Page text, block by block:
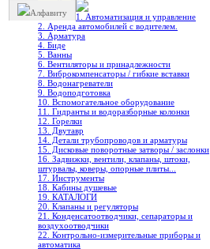
Алфавиту
1. Автоматизация и управление
2. Аренда автомобилей с водителем.
3. Арматура
4. Биде
5. Ванны
6. Вентиляторы и принадлежности
7. Виброкомпенсаторы / гибкие вставки
8. Водонагреватели
9. Водоподготовка
10. Вспомогательное оборудование
11. Гидранты и водоразборные колонки
12. Горелки
13. Двутавр
14. Детали трубопроводов и арматуры
15. Дисковые поворотные затворы / заслонки
16. Задвижки, вентили, клапаны, штоки,
штурвалы, коверы, опорные плиты...
17. Инструменты
18. Кабины душевые
19. КАТАЛОГИ
20. Клапаны и регуляторы
21. Конденсатоотводчики, сепараторы и
воздухоотводчики
22. Контрольно-измерительные приборы и
автоматика